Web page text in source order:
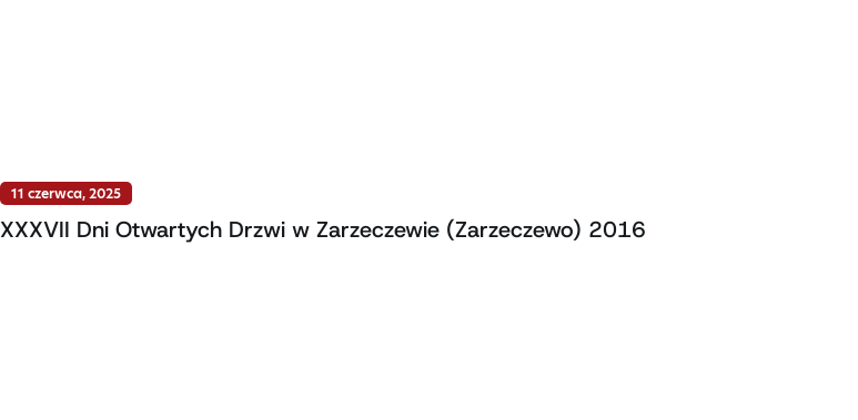
11 czerwca, 2025
XXXVII Dni Otwartych Drzwi w Zarzeczewie (Zarzeczewo) 2016